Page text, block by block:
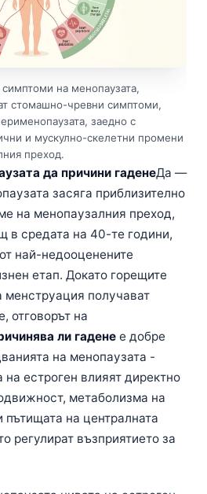
на менопаузата,
стомашно-чревни симптоми,
заедно с
и мускулно-скелетни промени
преход.
да причини гаденеДа —
засяга приблизително
на менопаузалния преход,
в средата на 40-те години,
най-недооценените
етап. Докато горещите
менструация получават
отговорът на
ли гадене е добре
на менопаузата -
естроген влияят директно
метаболизма на
на централната
регулират възприятието за